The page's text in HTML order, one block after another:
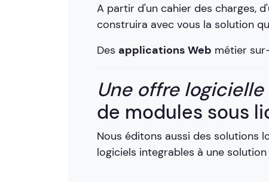
A partir d'un cahier des charges,
construira avec vous la solution
Des applications Web métier
Une offre logicielle
de modules sous
Nous éditons aussi des solutions
logiciels integrables à une solution